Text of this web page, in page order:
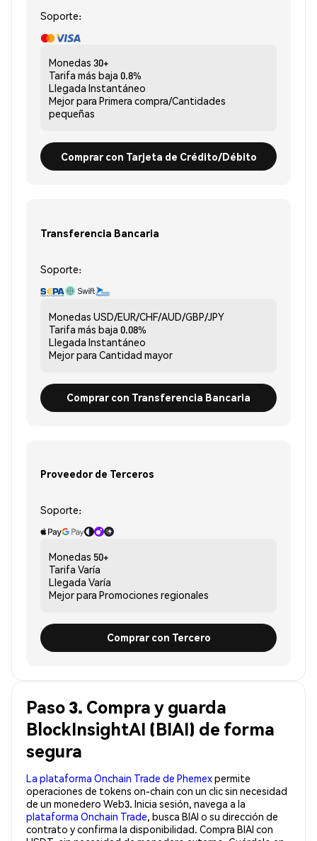
Soporte:
Monedas 30+
Tarifa más baja 0.8%
Llegada Instantáneo
Mejor para Primera compra/Cantidades
pequeñas
Comprar con Tarjeta de Crédito/Débito
Transferencia Bancaria
Soporte:
Monedas USD/EUR/CHF/AUD/GBP/JPY
Tarifa más baja 0.08%
Llegada Instantáneo
Mejor para Cantidad mayor
Comprar con Transferencia Bancaria
Proveedor de Terceros
Soporte:
Monedas 50+
Tarifa Varía
Llegada Varía
Mejor para Promociones regionales
Comprar con Tercero
Paso 3. Compra y guarda
BlockInsightAI (BIAI) de forma
segura
La plataforma Onchain Trade de Phemexpermite
operaciones de tokens on-chain con un clic sin necesidad
de un monedero Web3. Inicia sesión, navega a la
plataforma Onchain Trade, busca BIAI o su dirección de
contrato y confirma la disponibilidad. Compra BIAI con